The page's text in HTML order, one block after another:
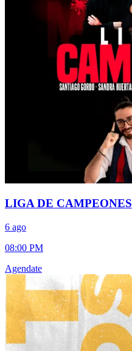
LIGA DE CAMPEONES
6 ago
08:00 PM
Agendate